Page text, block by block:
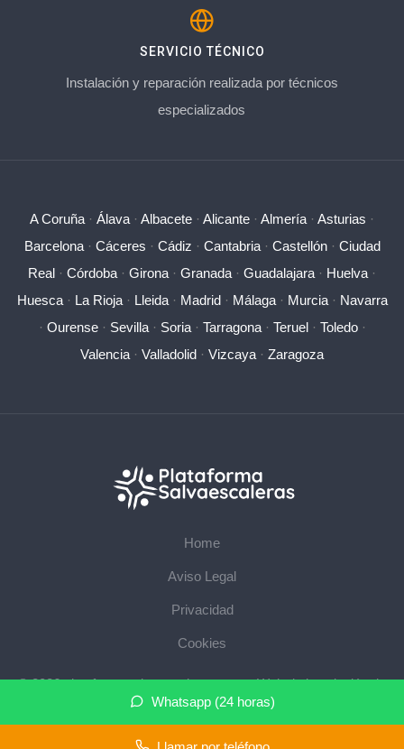
Whatsapp (24 horas)
SERVICIO TÉCNICO
Instalación y reparación realizada por técnicos
especializados
A Coruña · Álava · Albacete · Alicante · Almería · Asturias ·
Barcelona· Cáceres · Cádiz · Cantabria· Castellón· Ciudad
Real · Córdoba · Girona · Granada · Guadalajara · Huelva ·
Huesca· La Rioja· Lleida· Madrid· Málaga· Murcia· Navarra
· Ourense· Sevilla· Soria· Tarragona· Teruel· Toledo·
Valencia · Valladolid · Vizcaya · Zaragoza
Home
Aviso Legal
Privacidad
Cookies
© 2026 plataformasalvaescaleras.com · Web de instalación de
salvaescaleras en su provincia ·Mapa del sitio